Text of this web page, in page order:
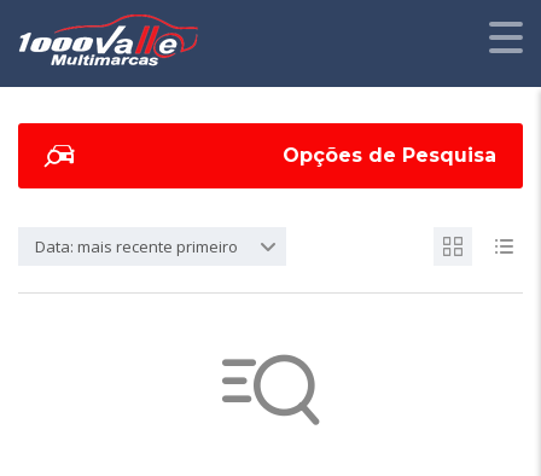
Opções de Pesquisa
Data: mais recente primeiro